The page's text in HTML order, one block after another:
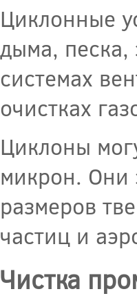
Циклонные
дыма, песка,
системах
очистках
Циклоны
микрон. Они
размеров
частиц и
Чистка